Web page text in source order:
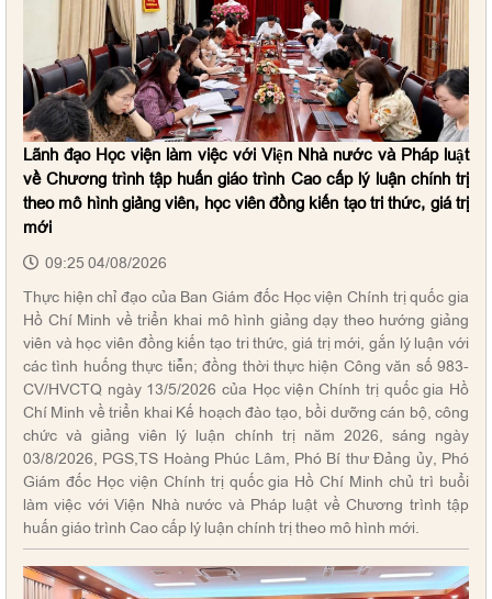
Lãnh đạo Học viện làm việc với Viện Nhà nước và Pháp luật
về Chương trình tập huấn giáo trình Cao cấp lý luận chính trị
theo mô hình giảng viên, học viên đồng kiến tạo tri thức, giá trị
mới
09:25 04/08/2026
Thực hiện chỉ đạo của Ban Giám đốc Học viện Chính trị quốc gia
Hồ Chí Minh về triển khai mô hình giảng dạy theo hướng giảng
viên và học viên đồng kiến tạo tri thức, giá trị mới, gắn lý luận với
các tình huống thực tiễn; đồng thời thực hiện Công văn số 983-
CV/HVCTQ ngày 13/5/2026 của Học viện Chính trị quốc gia Hồ
Chí Minh về triển khai Kế hoạch đào tạo, bồi dưỡng cán bộ, công
chức và giảng viên lý luận chính trị năm 2026, sáng ngày
03/8/2026, PGS,TS Hoàng Phúc Lâm, Phó Bí thư Đảng ủy, Phó
Giám đốc Học viện Chính trị quốc gia Hồ Chí Minh chủ trì buổi
làm việc với Viện Nhà nước và Pháp luật về Chương trình tập
huấn giáo trình Cao cấp lý luận chính trị theo mô hình mới.